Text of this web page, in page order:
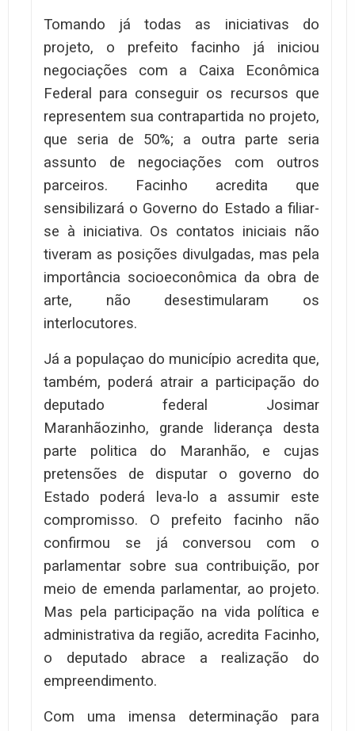
Tomando já todas as iniciativas do
projeto, o prefeito facinho já iniciou
negociações com a Caixa Econômica
Federal para conseguir os recursos que
representem sua contrapartida no projeto,
que seria de 50%; a outra parte seria
assunto de negociações com outros
parceiros. Facinho acredita que
sensibilizará o Governo do Estado a filiar-
se à iniciativa. Os contatos iniciais não
tiveram as posições divulgadas, mas pela
importância socioeconômica da obra de
arte, não desestimularam os
interlocutores.
Já a populaçao do município acredita que,
também, poderá atrair a participação do
deputado federal Josimar
Maranhãozinho, grande liderança desta
parte politica do Maranhão, e cujas
pretensões de disputar o governo do
Estado poderá leva-lo a assumir este
compromisso. O prefeito facinho não
confirmou se já conversou com o
parlamentar sobre sua contribuição, por
meio de emenda parlamentar, ao projeto.
Mas pela participação na vida política e
administrativa da região, acredita Facinho,
o deputado abrace a realização do
empreendimento.
Com uma imensa determinação para